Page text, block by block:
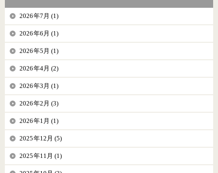
2026年7月 (1)
2026年6月 (1)
2026年5月 (1)
2026年4月 (2)
2026年3月 (1)
2026年2月 (3)
2026年1月 (1)
2025年12月 (5)
2025年11月 (1)